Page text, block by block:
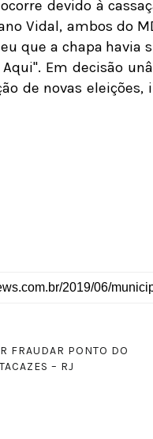
devido à
Vidal, ambos do
que a chapa
Em decisão
de novas
FRAUDAR PONTO DO
– RJ